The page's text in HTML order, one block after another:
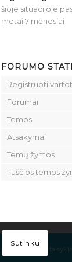
šioje situacijoje
metai 7 mėnesiai
FORUMO
Registruoti
Forumai
Temos
Atsakymai
Temų žymos
Tuščios temos
Kelių eismo
Sutinku